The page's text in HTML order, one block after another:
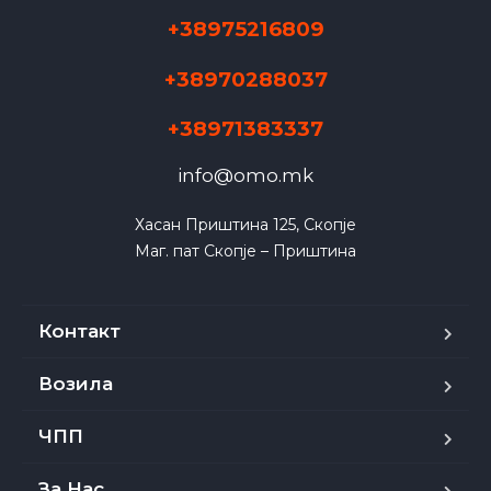
+38975216809
+38970288037
+38971383337
info@omo.mk
Хасан Приштина 125, Скопје
Маг. пат Скопје – Приштина
Контакт
Возила
ЧПП